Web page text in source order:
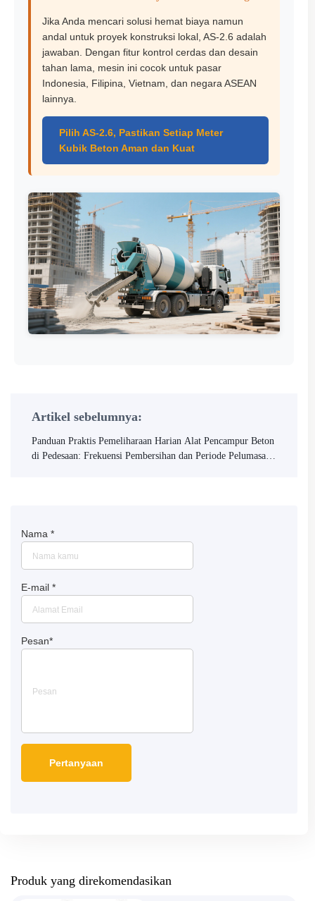
Jika Anda mencari solusi hemat biaya namun
andal untuk proyek konstruksi lokal, AS-2.6 adalah
jawaban. Dengan fitur kontrol cerdas dan desain
tahan lama, mesin ini cocok untuk pasar
Indonesia, Filipina, Vietnam, dan negara ASEAN
lainnya.
Pilih AS-2.6, Pastikan Setiap Meter
Kubik Beton Aman dan Kuat
Artikel sebelumnya:
Panduan Praktis Pemeliharaan Harian Alat Pencampur Beton
di Pedesaan: Frekuensi Pembersihan dan Periode Pelumasan
Nama *
E-mail *
Pesan*
Produk yang direkomendasikan